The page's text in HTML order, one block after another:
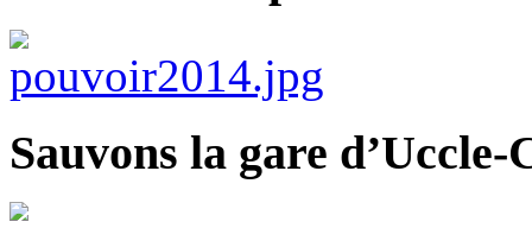
Sauvons la gare d’Uccle-